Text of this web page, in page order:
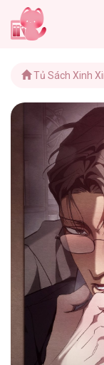
Tủ Sách Xinh